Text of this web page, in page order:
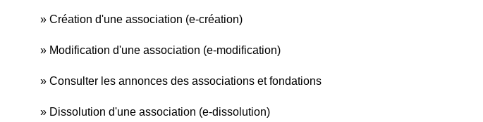
Création d'une association (e-création)
Modification d'une association (e-modification)
Consulter les annonces des associations et fondations
Dissolution d'une association (e-dissolution)